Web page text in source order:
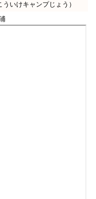
いけキャンプじょう）